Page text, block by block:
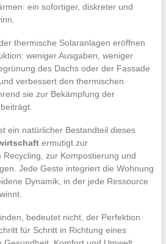
ein sofortiger, diskreter und
thermische Solaranlagen eröffnen
weniger Ausgaben, weniger
des Dachs oder der Fassade
verbessert den thermischen
sie zur Bekämpfung der
ein natürlicher Bestandteil dieses
ermutigt zur
zur Kompostierung und
Jede Geste integriert die Wohnung
Dynamik, in der jede Ressource
bedeutet nicht, der Perfektion
für Schritt in Richtung eines